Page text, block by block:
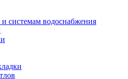
системам водоснабжения